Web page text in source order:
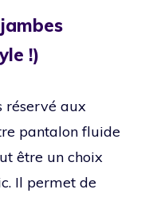
!)
réservé aux
pantalon fluide
être un choix
Il permet de